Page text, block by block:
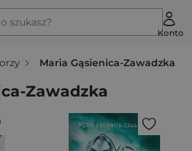
szukasz?
Konto
Maria Gąsienica-Zawadzka
Zawadzka